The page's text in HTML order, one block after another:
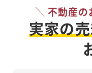
不動産の
実家の